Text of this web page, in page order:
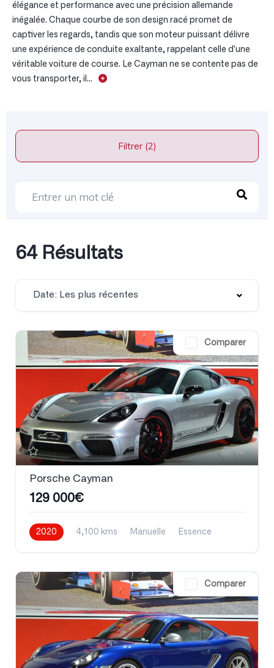
élégance et performance avec une précision allemande
inégalée. Chaque courbe de son design racé promet de
captiver les regards, tandis que son moteur puissant délivre
une expérience de conduite exaltante, rappelant celle d'une
véritable voiture de course. Le Cayman ne se contente pas de
vous transporter, il...
Filtrer (2)
64 Résultats
Date: Les plus récentes
Comparer
10
Porsche Cayman
129 000€
2020 4,100 kms Manuelle Essence
Comparer